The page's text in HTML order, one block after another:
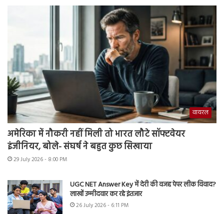
वायरल
अमेरिका में नौकरी नहीं मिली तो भारत लौटे सॉफ्टवेयर
इंजीनियर, बोले- संघर्ष ने बहुत कुछ सिखाया
29 July 2026 - 8:00 PM
UGC NET Answer Key में देरी की वजह पेपर लीक विवाद?
लाखों उम्मीदवार कर रहे इंतजार
26 July 2026 - 6:11 PM